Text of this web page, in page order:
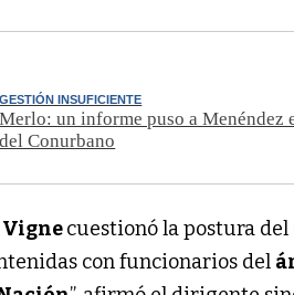
GESTIÓN INSUFICIENTE
Merlo: un informe puso a Menéndez
del Conurbano
Vignecuestionó la postura del
con funcionarios del